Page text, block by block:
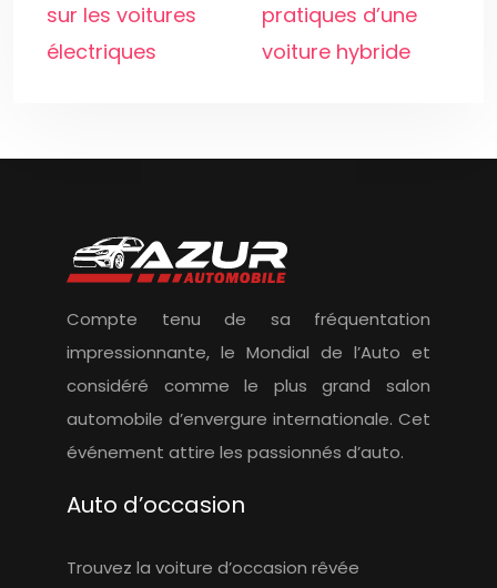
sur les voitures
électriques
pratiques d’une
voiture hybride
Compte tenu de sa fréquentation
impressionnante, le Mondial de l’Auto et
considéré comme le plus grand salon
automobile d’envergure internationale. Cet
événement attire les passionnés d’auto.
Auto d’occasion
Trouvez la voiture d’occasion rêvée